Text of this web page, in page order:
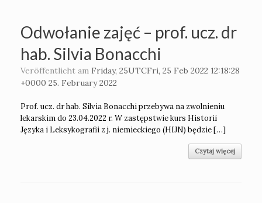
Odwołanie zajęć – prof. ucz. dr
hab. Silvia Bonacchi
Veröffentlicht am Friday, 25UTCFri, 25 Feb 2022 12:18:28
+0000 25. February 2022
Prof. ucz. dr hab. Silvia Bonacchi przebywa na zwolnieniu
lekarskim do 23.04.2022 r. W zastępstwie kurs Historii
Języka i Leksykografii z j. niemieckiego (HIJN) będzie […]
Czytaj więcej